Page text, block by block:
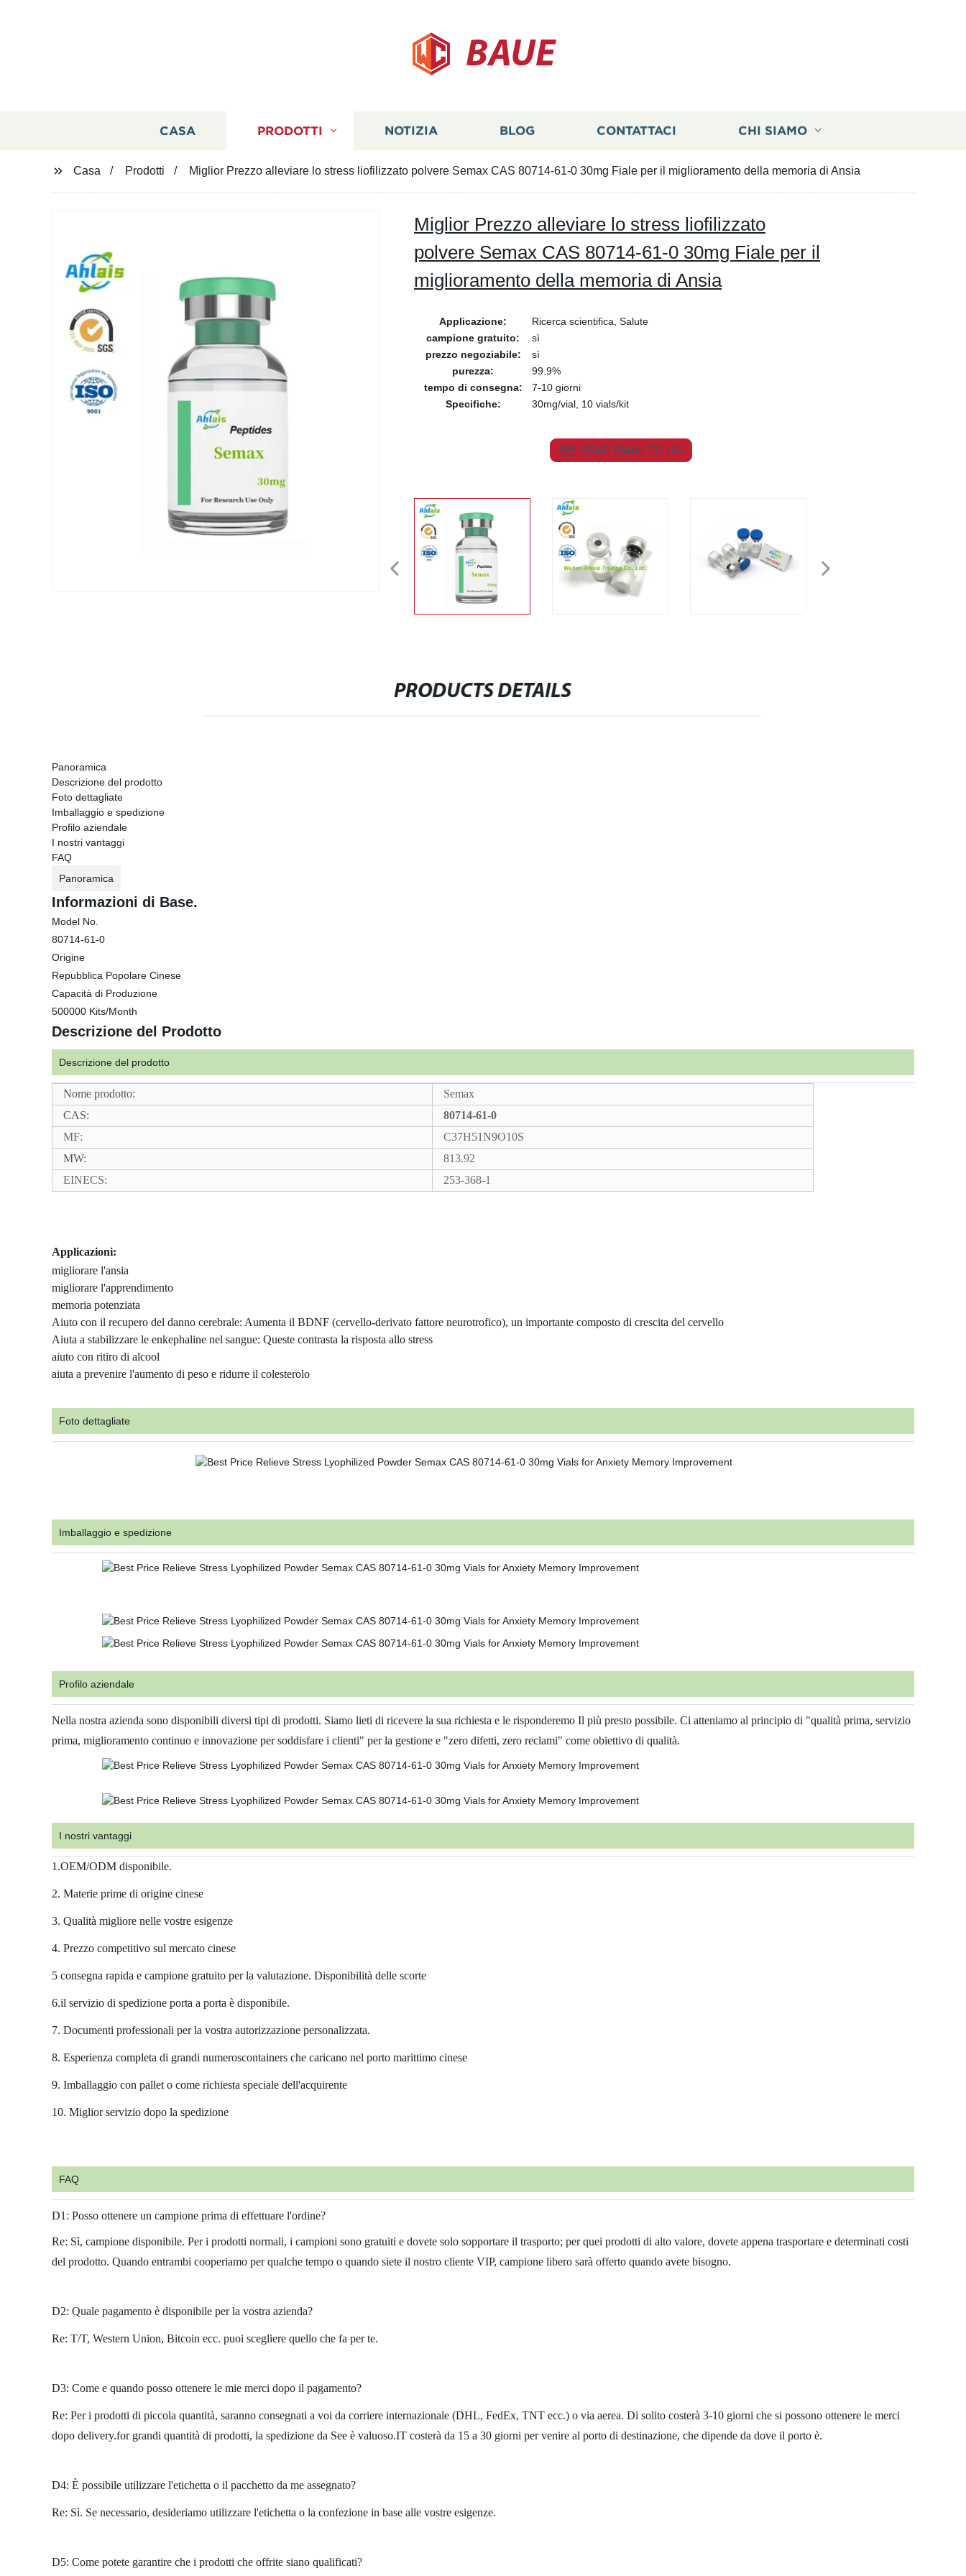
BAUE
CASA PRODOTTI NOTIZIA BLOG CONTATTACI CHI SIAMO
Casa Prodotti Miglior Prezzo alleviare lo stress liofilizzato polvere Semax CAS 80714-61-0 30mg Fiale per il miglioramento della memoria di Ansia
Miglior Prezzo alleviare lo stress liofilizzato
polvere Semax CAS 80714-61-0 30mg Fiale per il
miglioramento della memoria di Ansia
Applicazione:
Ricerca scientifica, Salute
campione gratuito:
sì
prezzo negoziabile:
sì
purezza:
99.9%
tempo di consegna:
7-10 giorni
Specifiche:
30mg/vial, 10 vials/kit
SEND EMAIL TO US
PRODUCTS DETAILS
Panoramica
Descrizione del prodotto
Foto dettagliate
Imballaggio e spedizione
Profilo aziendale
I nostri vantaggi
FAQ
Panoramica
Informazioni di Base.
Model No.
80714-61-0
Origine
Repubblica Popolare Cinese
Capacità di Produzione
500000 Kits/Month
Descrizione del Prodotto
Descrizione del prodotto
Nome prodotto:
Semax
CAS:
80714-61-0
MF:
C37H51N9O10S
MW:
813.92
EINECS:
253-368-1
Applicazioni:
migliorare l'ansia
migliorare l'apprendimento
memoria potenziata
Aiuto con il recupero del danno cerebrale: Aumenta il BDNF (cervello-derivato fattore neurotrofico), un importante composto di crescita del cervello
Aiuta a stabilizzare le enkephaline nel sangue: Queste contrasta la risposta allo stress
aiuto con ritiro di alcool
aiuta a prevenire l'aumento di peso e ridurre il colesterolo
Foto dettagliate
Imballaggio e spedizione
Profilo aziendale
Nella nostra azienda sono disponibili diversi tipi di prodotti. Siamo lieti di ricevere la sua richiesta e le risponderemo Il più presto possibile. Ci atteniamo al principio di "qualità prima, servizio
prima, miglioramento continuo e innovazione per soddisfare i clienti" per la gestione e "zero difetti, zero reclami" come obiettivo di qualità.
I nostri vantaggi
1.OEM/ODM disponibile.
2. Materie prime di origine cinese
3. Qualità migliore nelle vostre esigenze
4. Prezzo competitivo sul mercato cinese
5 consegna rapida e campione gratuito per la valutazione. Disponibilità delle scorte
6.il servizio di spedizione porta a porta è disponibile.
7. Documenti professionali per la vostra autorizzazione personalizzata.
8. Esperienza completa di grandi numeroscontainers che caricano nel porto marittimo cinese
9. Imballaggio con pallet o come richiesta speciale dell'acquirente
10. Miglior servizio dopo la spedizione
FAQ
D1: Posso ottenere un campione prima di effettuare l'ordine?
Re: Sì, campione disponibile. Per i prodotti normali, i campioni sono gratuiti e dovete solo sopportare il trasporto; per quei prodotti di alto valore, dovete appena trasportare e determinati costi
del prodotto. Quando entrambi cooperiamo per qualche tempo o quando siete il nostro cliente VIP, campione libero sarà offerto quando avete bisogno.
D2: Quale pagamento è disponibile per la vostra azienda?
Re: T/T, Western Union, Bitcoin ecc. puoi scegliere quello che fa per te.
D3: Come e quando posso ottenere le mie merci dopo il pagamento?
Re: Per i prodotti di piccola quantità, saranno consegnati a voi da corriere internazionale (DHL, FedEx, TNT ecc.) o via aerea. Di solito costerà 3-10 giorni che si possono ottenere le merci
dopo delivery.for grandi quantità di prodotti, la spedizione da See è valuoso.IT costerà da 15 a 30 giorni per venire al porto di destinazione, che dipende da dove il porto è.
D4: È possibile utilizzare l'etichetta o il pacchetto da me assegnato?
Re: Sì. Se necessario, desideriamo utilizzare l'etichetta o la confezione in base alle vostre esigenze.
D5: Come potete garantire che i prodotti che offrite siano qualificati?